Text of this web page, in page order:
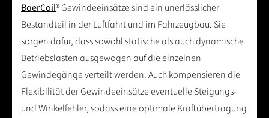
BaerCoil® Gewindeeinsätze sind ein unerlässlicher
Bestandteil in der Luftfahrt und im Fahrzeugbau. Sie
sorgen dafür, dass sowohl statische als auch dynamische
Betriebslasten ausgewogen auf die einzelnen
Gewindegänge verteilt werden. Auch kompensieren die
Flexibilität der Gewindeeinsätze eventuelle Steigungs-
und Winkelfehler, sodass eine optimale Kraftübertragung